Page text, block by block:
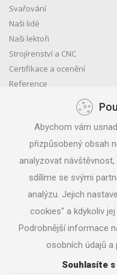
Svařování
Naši lidé
Naši lektoři
Strojírenství a CNC
Certifikace a ocenění
Reference
Obchodní podmínky
Čerpání evropských dotací
Kariéra
Kontakt
Projekty EU
Abychom vám
přizpůsobený obsah
analyzovat
sdílíme se svými
analýzu. Jejich
cookies" a kdykoliv
Podrobnější informace
osobních údajů a
Souhlasíte